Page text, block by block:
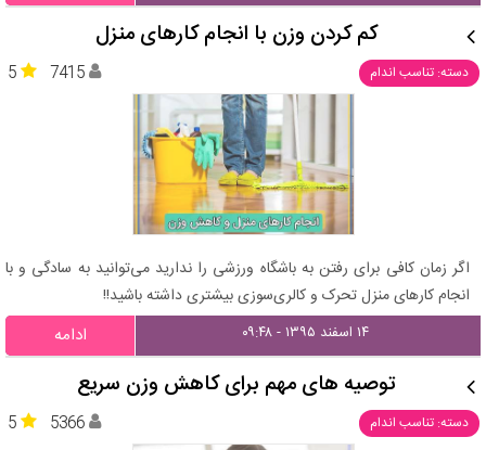
کم کردن وزن با انجام کارهای منزل
دسته: تناسب اندام 5 7415
اگر زمان کافی برای رفتن به باشگاه ورزشی را ندارید می‌توانید به سادگی و با
انجام کارهای منزل تحرک و کالری‌سوزی بیشتری داشته باشید!!
۱۴ اسفند ۱۳۹۵ - ۰۹:۴۸ ادامه
توصیه های مهم برای کاهش وزن سریع‌
دسته: تناسب اندام 5 5366